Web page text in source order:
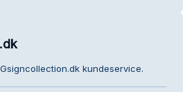
kundeservice.